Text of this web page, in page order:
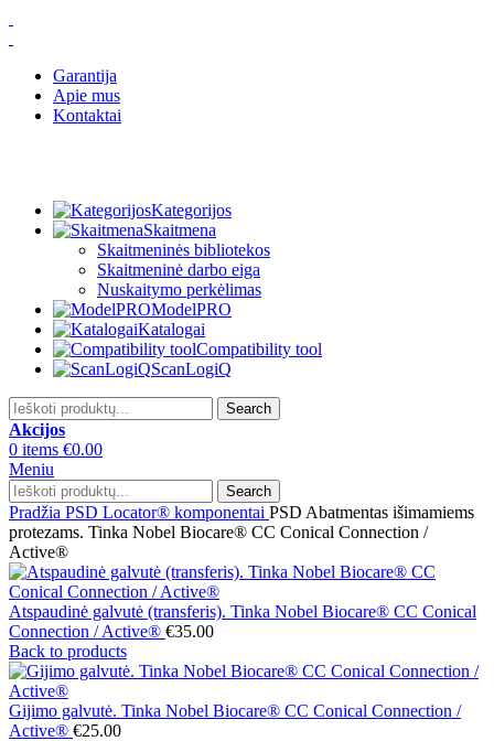
Garantija
Apie mus
Kontaktai
Kategorijos
Skaitmena
Skaitmeninės bibliotekos
Skaitmeninė darbo eiga
Nuskaitymo perkėlimas
ModelPRO
Katalogai
Compatibility tool
ScanLogiQ
Search
Akcijos
0 items €0.00
Meniu
Search
Pradžia PSD Locator® komponentai PSD Abatmentas išimamiems
protezams. Tinka Nobel Biocare® CC Conical Connection /
Active®
Atspaudinė galvutė (transferis). Tinka Nobel Biocare® CC Conical
Connection / Active® €35.00
Back to products
Gijimo galvutė. Tinka Nobel Biocare® CC Conical Connection /
Active® €25.00